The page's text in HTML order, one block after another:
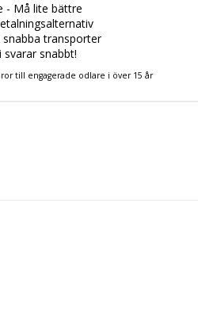
- Må lite bättre
snabba transporter
svarar snabbt!
till engagerade odlare i över 15 år